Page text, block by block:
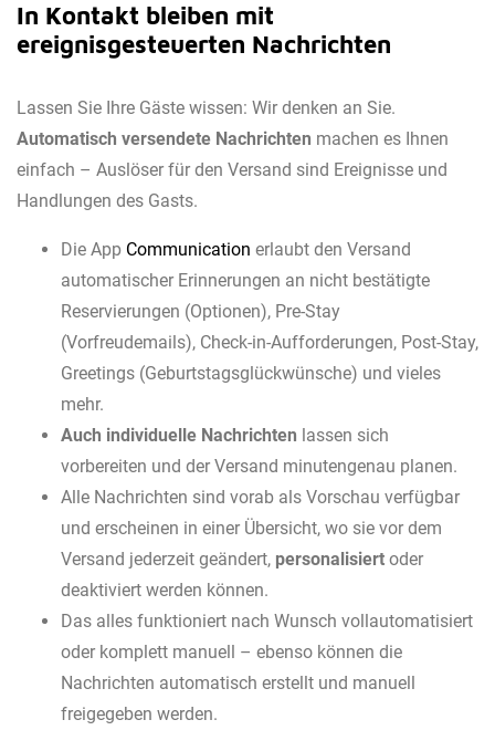
In Kontakt bleiben mit
ereignisgesteuerten Nachrichten
Lassen Sie Ihre Gäste wissen: Wir denken an Sie.
Automatisch versendete Nachrichten machen es Ihnen
einfach – Auslöser für den Versand sind Ereignisse und
Handlungen des Gasts.
Die App Communication erlaubt den Versand
automatischer Erinnerungen an nicht bestätigte
Reservierungen (Optionen), Pre-Stay
(Vorfreudemails), Check-in-Aufforderungen, Post-Stay,
Greetings (Geburtstagsglückwünsche) und vieles
mehr.
Auch individuelle Nachrichten lassen sich
vorbereiten und der Versand minutengenau planen.
Alle Nachrichten sind vorab als Vorschau verfügbar
und erscheinen in einer Übersicht, wo sie vor dem
Versand jederzeit geändert, personalisiert oder
deaktiviert werden können.
Das alles funktioniert nach Wunsch vollautomatisiert
oder komplett manuell – ebenso können die
Nachrichten automatisch erstellt und manuell
freigegeben werden.